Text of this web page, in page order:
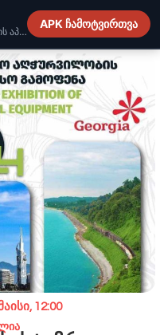
12:00
ჩამოტვირთეთ INFOBATUMI-ის აპლიკაცია
APK ჩამოტვირთვა